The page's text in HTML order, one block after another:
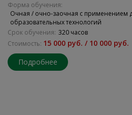
Форма обучения:
Очная / очно-заочная с применением
образовательных технологий
Срок обучения: 320 часов
Стоимость: 15 000 руб. / 10 000 руб.
Подробнее